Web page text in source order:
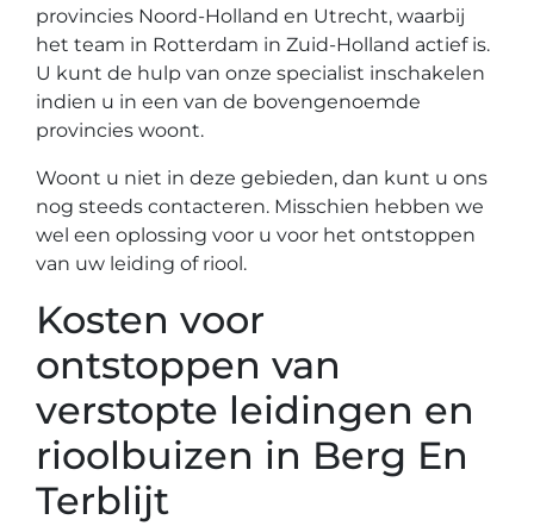
provincies Noord-Holland en Utrecht, waarbij
het team in Rotterdam in Zuid-Holland actief is.
U kunt de hulp van onze specialist inschakelen
indien u in een van de bovengenoemde
provincies woont.
Woont u niet in deze gebieden, dan kunt u ons
nog steeds contacteren. Misschien hebben we
wel een oplossing voor u voor het ontstoppen
van uw leiding of riool.
Kosten voor
ontstoppen van
verstopte leidingen en
rioolbuizen in Berg En
Terblijt